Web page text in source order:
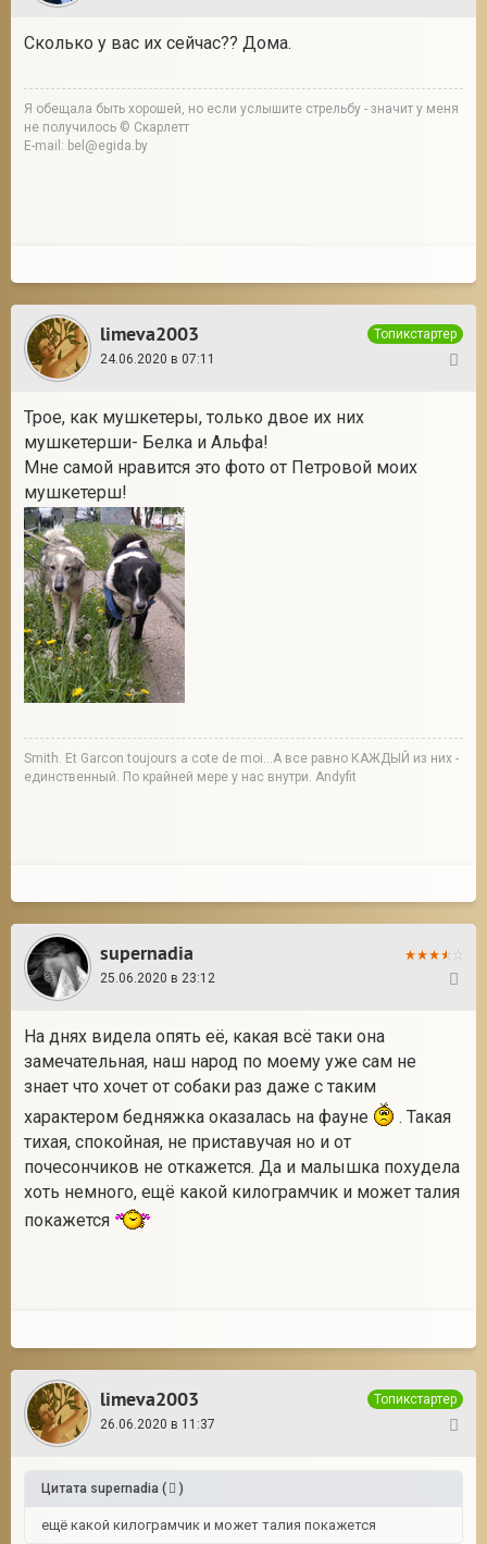
Сколько у вас их сейчас?? Дома.
Я обещала быть хорошей, но если услышите стрельбу - значит у меня
не получилось © Скарлетт
E-mail: bel@egida.by
limeva2003
Топикстартер
24.06.2020 в 07:11
Трое, как мушкетеры, только двое их них
мушкетерши- Белка и Альфа!
Мне самой нравится это фото от Петровой моих
мушкетерш!
Smith. Et Garcon toujours a cote de moi...А все равно КАЖДЫЙ из них -
единственный. По крайней мере у нас внутри. Andyfit
supernadia
25.06.2020 в 23:12
На днях видела опять её, какая всё таки она
замечательная, наш народ по моему уже сам не
знает что хочет от собаки раз даже с таким
характером бедняжка оказалась на фауне
. Такая
тихая, спокойная, не приставучая но и от
почесончиков не откажется. Да и малышка похудела
хоть немного, ещё какой килограмчик и может талия
покажется
limeva2003
Топикстартер
26.06.2020 в 11:37
Цитата supernadia ( )
ещё какой килограмчик и может талия покажется